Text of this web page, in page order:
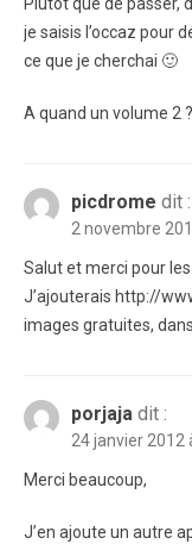
Plutôt que de passer,
je saisis l’occaz pour
ce que je cherchai 🙂
A quand un volume 2
picdrome dit :
2 novembre
Salut et merci pour
J’ajouterais http://
images gratuites,
porjaja dit :
24 janvier 2012
Merci beaucoup,
J’en ajoute un autre